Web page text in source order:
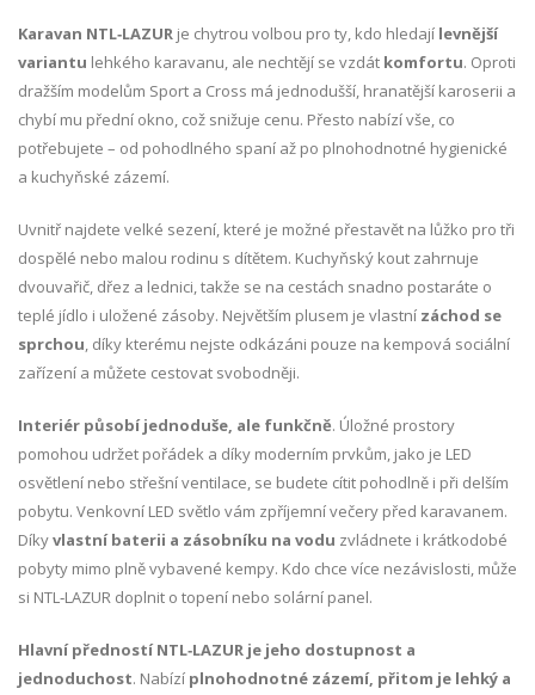
Karavan NTL‑LAZUR je chytrou volbou pro ty, kdo hledají levnější
variantu lehkého karavanu, ale nechtějí se vzdát komfortu. Oproti
dražším modelům Sport a Cross má jednodušší, hranatější karoserii a
chybí mu přední okno, což snižuje cenu. Přesto nabízí vše, co
potřebujete – od pohodlného spaní až po plnohodnotné hygienické
a kuchyňské zázemí.
Uvnitř najdete velké sezení, které je možné přestavět na lůžko pro tři
dospělé nebo malou rodinu s dítětem. Kuchyňský kout zahrnuje
dvouvařič, dřez a lednici, takže se na cestách snadno postaráte o
teplé jídlo i uložené zásoby. Největším plusem je vlastní záchod se
sprchou, díky kterému nejste odkázáni pouze na kempová sociální
zařízení a můžete cestovat svobodněji.
Interiér působí jednoduše, ale funkčně. Úložné prostory
pomohou udržet pořádek a díky moderním prvkům, jako je LED
osvětlení nebo střešní ventilace, se budete cítit pohodlně i při delším
pobytu. Venkovní LED světlo vám zpříjemní večery před karavanem.
Díkyvlastní baterii a zásobníku na vodu zvládnete i krátkodobé
pobyty mimo plně vybavené kempy. Kdo chce více nezávislosti, může
si NTL‑LAZUR doplnit o topení nebo solární panel.
Hlavní předností NTL‑LAZUR je jeho dostupnost a
jednoduchost. Nabízí plnohodnotné zázemí, přitom je lehký a